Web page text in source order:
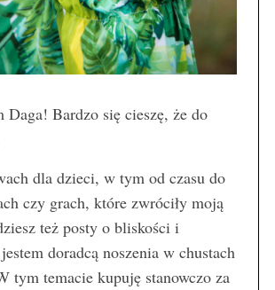
Daga! Bardzo się cieszę, że do
dla dzieci, w tym od czasu do
czy grach, które zwróciły moją
też posty o bliskości i
doradcą noszenia w chustach
tym temacie kupuję stanowczo za